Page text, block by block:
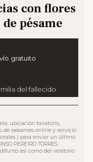
con flores
pésame
gratuito
del fallecido
ubicación tanatorio,
de pesames online y servicio
para enviar un último
PEREIRO TORRES.
así como del velatorio